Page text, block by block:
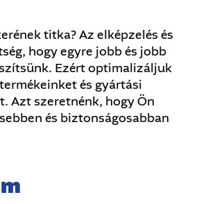
titka? Az elképzelés és
hogy egyre jobb és jobb
Ezért optimalizáljuk
és gyártási
Azt szeretnénk, hogy Ön
és biztonságosabban